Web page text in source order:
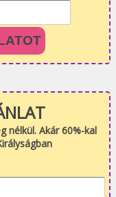
nélkül. Akár 60%-kal